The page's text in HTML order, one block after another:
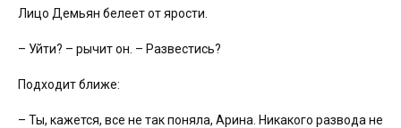
Лицо Демьян белеет от ярости.
– Уйти? – рычит он. – Развестись?
Подходит ближе:
– Ты, кажется, все не так поняла, Арина. Никакого развода не